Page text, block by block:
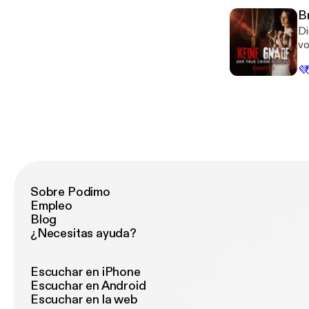
💜
Sobre Podimo
Empleo
Blog
¿Necesitas ayuda?
Escuchar en iPhone
Escuchar en Android
Escuchar en la web